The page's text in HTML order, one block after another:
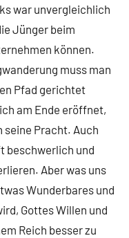
war unvergleichlich
Jünger beim
können.
muss man
Pfad gerichtet
am Ende eröffnet,
Pracht. Auch
beschwerlich und
Aber was uns
Wunderbares und
Gottes Willen und
Reich besser zu